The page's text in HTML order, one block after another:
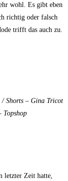
wohl. Es gibt eben
richtig oder falsch
trifft das auch zu.
Shorts – Gina Tricot
Topshop
letzter Zeit hatte,